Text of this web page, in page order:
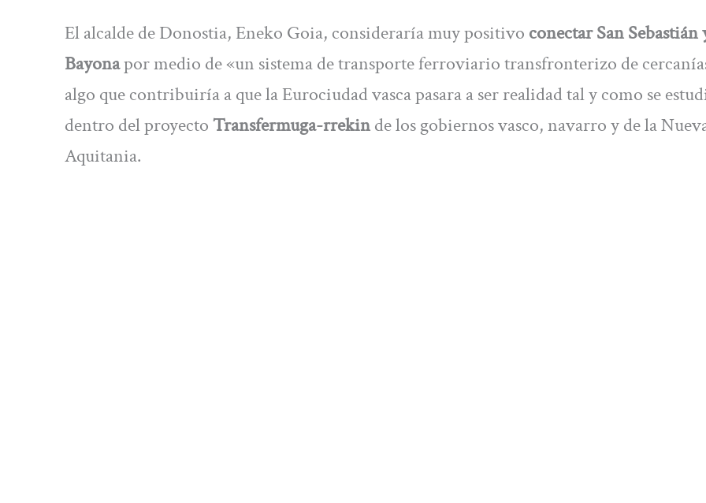
El alcalde de Donostia, Eneko Goia, consideraría muy positivo conectar San Sebastián
Bayonapor medio de «un sistema de transporte ferroviario transfronterizo de
algo que contribuiría a que la Eurociudad vasca pasara a ser realidad tal y como se
dentro del proyectoTransfermuga-rrekinde los gobiernos vasco, navarro y de la
Aquitania.